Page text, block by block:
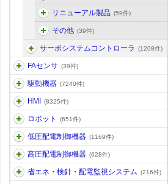
リニューアル製品 (59件)
その他 (39件)
サーボシステムコントローラ (1208件)
FAセンサ (39件)
駆動機器 (7240件)
HMI (8325件)
ロボット (651件)
低圧配電制御機器 (1169件)
高圧配電制御機器 (628件)
省エネ・検針・配電監視システム (216件)